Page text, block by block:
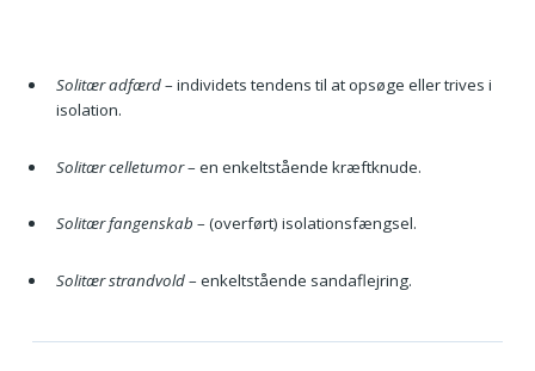
Solitær adfærd– individets tendens til at opsøge eller trives i
isolation.
Solitær celletumor– en enkeltstående kræftknude.
Solitær fangenskab – (overført) isolationsfængsel.
Solitær strandvold– enkeltstående sandaflejring.